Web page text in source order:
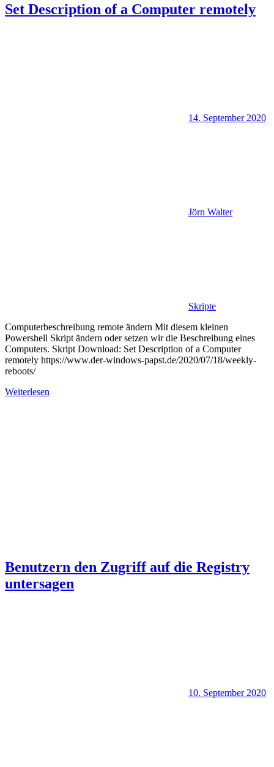
Set Description of a Computer remotely
14. September 2020
Jörn Walter
Skripte
Computerbeschreibung remote ändern Mit diesem kleinen
Powershell Skript ändern oder setzen wir die Beschreibung eines
Computers. Skript Download: Set Description of a Computer
remotely https://www.der-windows-papst.de/2020/07/18/weekly-
reboots/
Weiterlesen
Benutzern den Zugriff auf die Registry
untersagen
10. September 2020